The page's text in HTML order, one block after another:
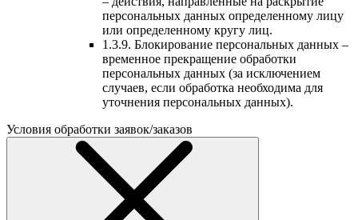
персональных данных определенному лицу
или определенному кругу лиц.
1.3.9. Блокирование персональных данных –
временное прекращение обработки
персональных данных (за исключением
случаев, если обработка необходима для
уточнения персональных данных).
Условия обработки заявок/заказов